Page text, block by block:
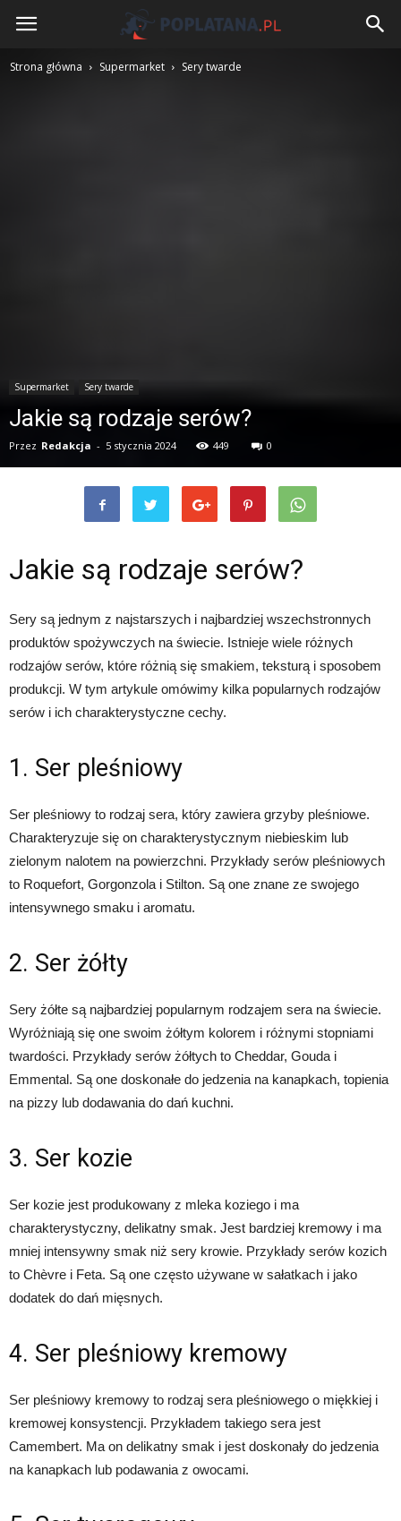
Poplatana.pl
Strona główna Supermarket Sery twarde
Supermarket Sery twarde
Jakie są rodzaje serów?
Przez Redakcja - 5 stycznia 2024 449 0
Jakie są rodzaje serów?
Sery są jednym z najstarszych i najbardziej wszechstronnych
produktów spożywczych na świecie. Istnieje wiele różnych
rodzajów serów, które różnią się smakiem, teksturą i sposobem
produkcji. W tym artykule omówimy kilka popularnych rodzajów
serów i ich charakterystyczne cechy.
1. Ser pleśniowy
Ser pleśniowy to rodzaj sera, który zawiera grzyby pleśniowe.
Charakteryzuje się on charakterystycznym niebieskim lub
zielonym nalotem na powierzchni. Przykłady serów pleśniowych
to Roquefort, Gorgonzola i Stilton. Są one znane ze swojego
intensywnego smaku i aromatu.
2. Ser żółty
Sery żółte są najbardziej popularnym rodzajem sera na świecie.
Wyróżniają się one swoim żółtym kolorem i różnymi stopniami
twardości. Przykłady serów żółtych to Cheddar, Gouda i
Emmental. Są one doskonałe do jedzenia na kanapkach, topienia
na pizzy lub dodawania do dań kuchni.
3. Ser kozie
Ser kozie jest produkowany z mleka koziego i ma
charakterystyczny, delikatny smak. Jest bardziej kremowy i ma
mniej intensywny smak niż sery krowie. Przykłady serów kozich
to Chèvre i Feta. Są one często używane w sałatkach i jako
dodatek do dań mięsnych.
4. Ser pleśniowy kremowy
Ser pleśniowy kremowy to rodzaj sera pleśniowego o miękkiej i
kremowej konsystencji. Przykładem takiego sera jest
Camembert. Ma on delikatny smak i jest doskonały do jedzenia
na kanapkach lub podawania z owocami.